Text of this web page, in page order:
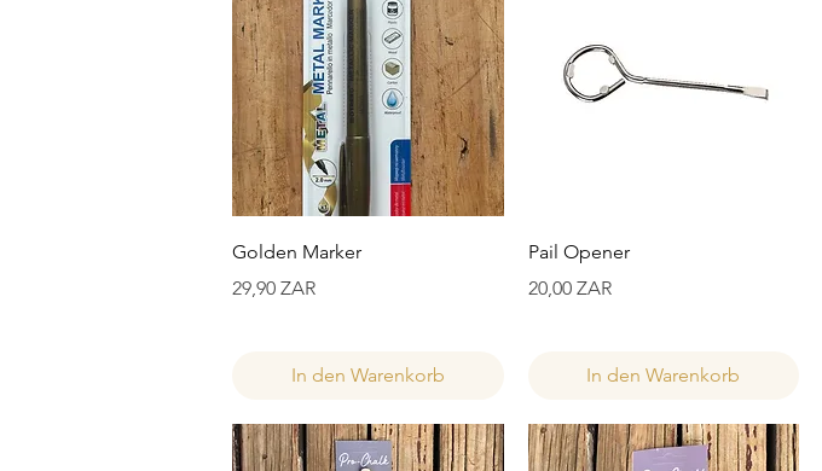
Schnellansicht
Golden Marker
Preis
29,90 ZAR
In den Warenkorb
Schnellansicht
Pail Opener
Preis
20,00 ZAR
In den Warenkorb